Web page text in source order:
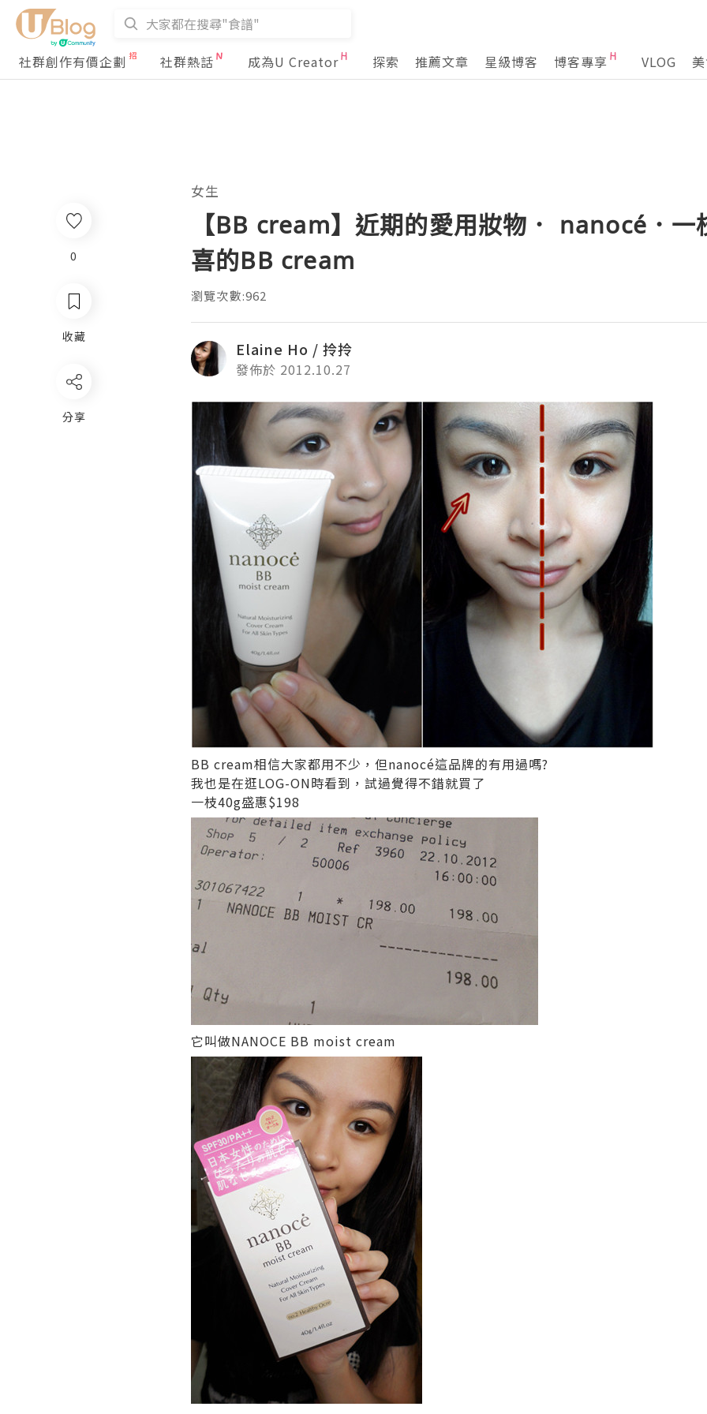
社群創作有價企劃 社群熱話 成為U Creator 探索 推薦文章 星級博客 博客專享 VLOG
0
收藏
分享
女生
【BB cream】近期的愛用妝物． nanocé．一
喜的BB cream
瀏覽次數:962
Elaine Ho / 拎拎
發佈於 2012.10.27
BB cream相信大家都用不少，但nanocé這品牌的有用過嗎?
我也是在逛LOG-ON時看到，試過覺得不錯就買了
一枝40g盛惠$198
它叫做NANOCE BB moist cream